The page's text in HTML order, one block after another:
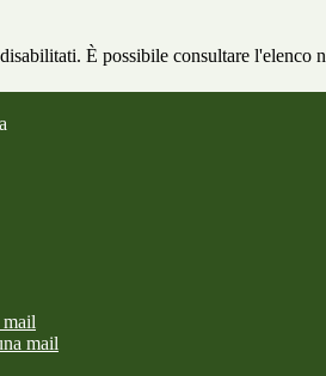
È possibile consultare l'elenco
mail